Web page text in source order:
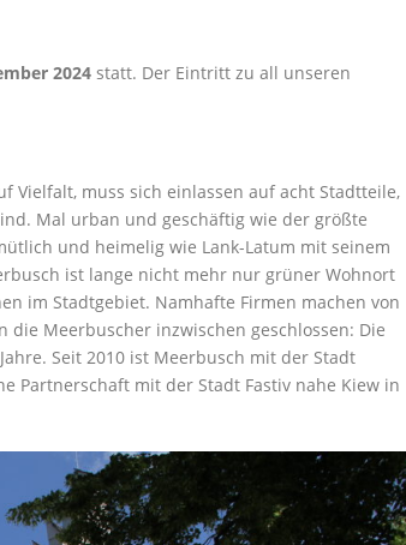
2024 statt. Der Eintritt zu all unseren
Vielfalt, muss sich einlassen auf acht Stadtteile,
Mal urban und geschäftig wie der größte
und heimelig wie Lank-Latum mit seinem
ist lange nicht mehr nur grüner Wohnort
im Stadtgebiet. Namhafte Firmen machen von
Meerbuscher inzwischen geschlossen: Die
Seit 2010 ist Meerbusch mit der Stadt
Partnerschaft mit der Stadt Fastiv nahe Kiew in